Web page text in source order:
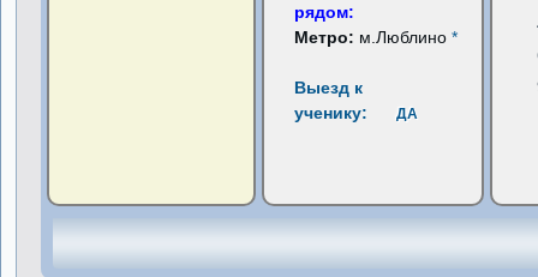
рядом:
Метро: м.Люблино*
Выезд к
ученику:
ДА